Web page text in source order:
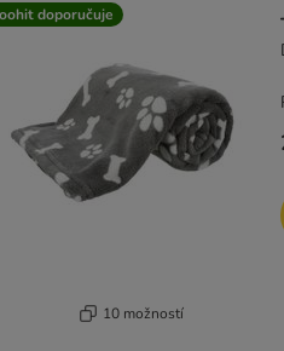
doporučuje
10 možností